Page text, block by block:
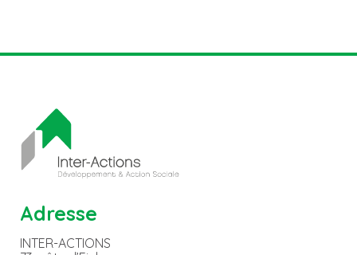
Adresse
INTER-ACTIONS